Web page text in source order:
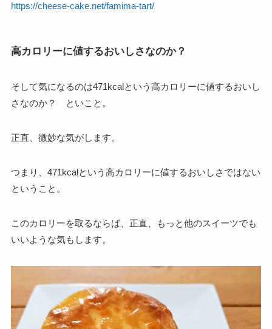
https://cheese-cake.net/famima-tart/
高カロリーに値するおいしさなのか？
そして気になるのは471kcalという高カロリーに値するおいし
さなのか？ といこと。
正直、微妙な気がします。
つまり、 471kcalという高カロリーに値するおいしさではない
ということ。
このカロリーを取るならば、正直、もっと他のスイーツでも
いいような気もします。